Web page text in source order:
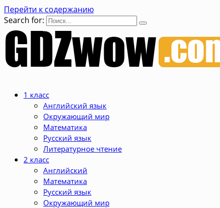
Перейти к содержанию
Search for:
1 класс
Английский язык
Окружающий мир
Математика
Русский язык
Литературное чтение
2 класс
Английский
Математика
Русский язык
Окружающий мир